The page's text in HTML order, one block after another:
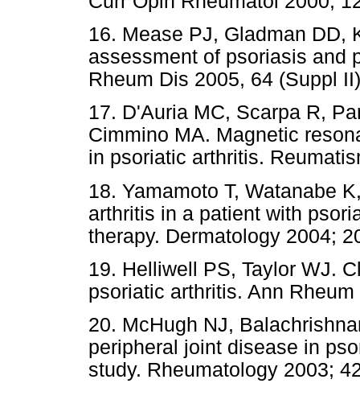
16. Mease PJ, Gladman DD,
assessment of psoriasis and
Rheum Dis 2005, 64 (Suppl
17. D'Auria MC, Scarpa R,
Cimmino MA. Magnetic
in psoriatic arthritis.
18. Yamamoto T, Watanabe
arthritis in a patient with
therapy. Dermatology 2004;
19. Helliwell PS, Taylor WJ.
psoriatic arthritis. Ann
20. McHugh NJ,
peripheral joint disease in
study. Rheumatology 2003;